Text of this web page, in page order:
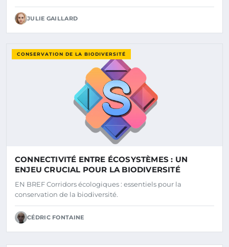
JULIE GAILLARD
CONSERVATION DE LA BIODIVERSITÉ
CONNECTIVITÉ ENTRE ÉCOSYSTÈMES : UN
ENJEU CRUCIAL POUR LA BIODIVERSITÉ
EN BREF Corridors écologiques : essentiels pour la
conservation de la biodiversité.
CÉDRIC FONTAINE